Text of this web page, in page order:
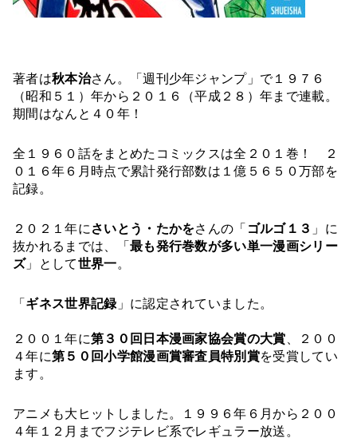
著者は秋本治さん。「週刊少年ジャンプ」で１９７６
（昭和５１）年から２０１６（平成２８）年まで連載。
期間はなんと４０年！
全１９６０話をまとめたコミックスは全２０１巻！　２
０１６年６月時点で累計発行部数は１億５６５０万部を
記録。
２０２１年に さいとう・たかをさんの「 ゴルゴ１３ 」に
抜かれるまでは、「 最も発行巻数が多い単一漫画シリー
ズ」として世界一。
「 ギネス世界記録」に認定されていました。
２００１年に第３０回日本漫画家協会賞の大賞 、２００
４年に第５０回小学館漫画賞審査員特別賞を受賞してい
ます。
アニメも大ヒットしました。１９９６年６月から２００
４年１２月までフジテレビ系でレギュラー放送。